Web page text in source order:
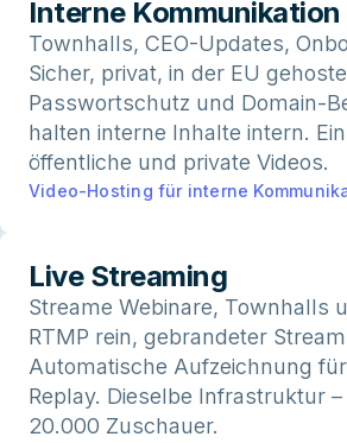
Interne Kommunikation
Townhalls, CEO-Updates,
Sicher, privat, in der EU
Passwortschutz und Domain-
halten interne Inhalte intern.
öffentliche und private Videos.
Video-Hosting für interne
Live Streaming
Streame Webinare, Townhalls
RTMP rein, gebrandeter
Automatische Aufzeichnung
Replay. Dieselbe Infrastruktur
20.000 Zuschauer.